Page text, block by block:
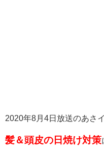
2020年8月4日放送のあさイ
髪＆頭皮の日焼け対策